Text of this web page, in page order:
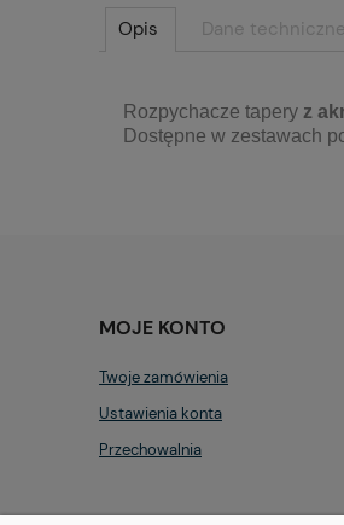
Opis Dane techniczne
Rozpychacze tapery z
Dostępne w zestawach
MOJE KONTO
Twoje zamówienia
Ustawienia konta
Przechowalnia